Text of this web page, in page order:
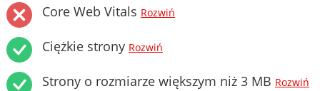
Core Web Vitals Rozwiń
Ciężkie strony Rozwiń
Strony o rozmiarze większym niż 3 MB Rozwiń